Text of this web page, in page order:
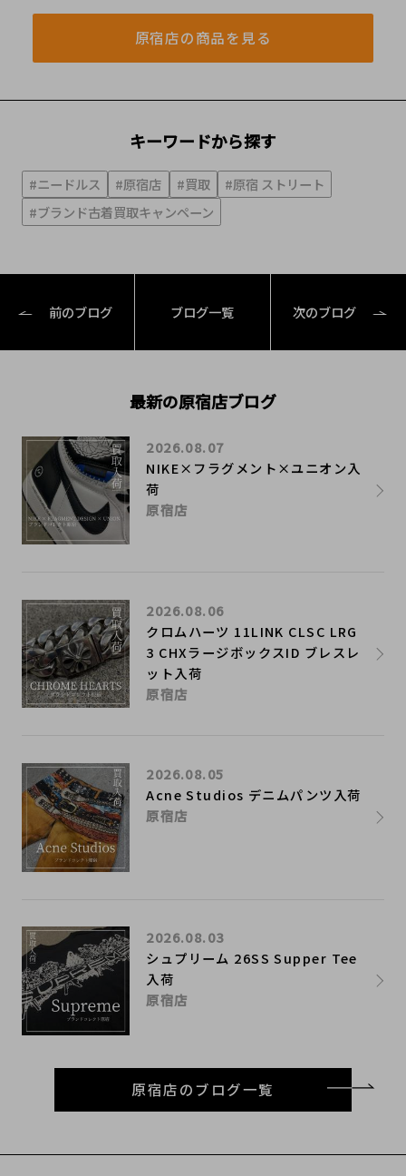
原宿店の商品を見る
キーワードから探す
#ニードルス #原宿店 #買取
#原宿 ストリート
#ブランド古着買取キャンペーン
前のブログ ブログ一覧 次のブログ
最新の原宿店ブログ
NIKE×フラグメント×ユニオン入
荷
2026.08.07
原宿店
クロムハーツ 11LINK CLSC LRG
3 CHXラージボックスID ブレスレ
ット入荷
2026.08.06
原宿店
Acne Studios デニムパンツ入荷
2026.08.05
原宿店
シュプリーム 26SS Supper Tee
入荷
2026.08.03
原宿店
原宿店のブログ一覧